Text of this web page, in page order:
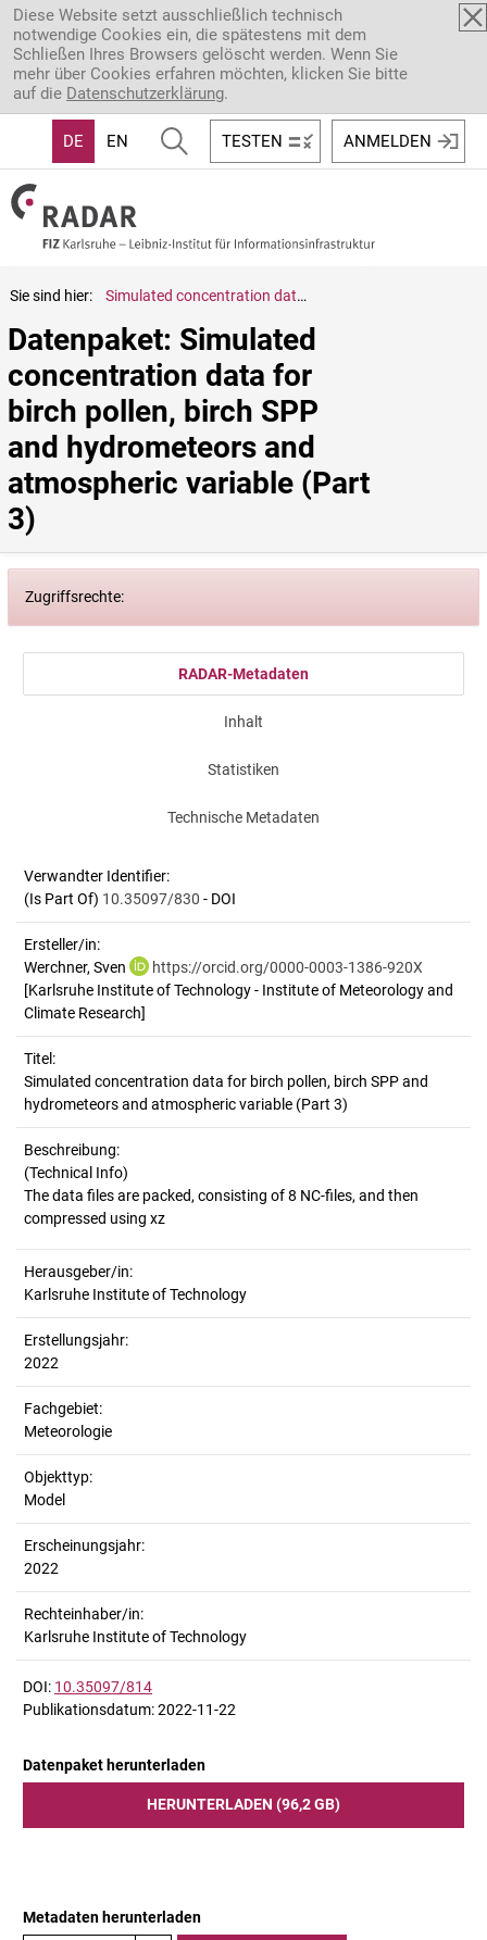
Direkt zum Inhalt
Diese Website setzt ausschließlich technisch
notwendige Cookies ein, die spätestens mit dem
Schließen Ihres Browsers gelöscht werden. Wenn Sie
mehr über Cookies erfahren möchten, klicken Sie bitte
auf die Datenschutzerklärung.
DE EN TESTEN ANMELDEN
Sie sind hier: Simulated concentration data for birch pollen, birch SPP and hydrometeors and atmospheric variable (Part 3)
Datenpaket: Simulated
concentration data for
birch pollen, birch SPP
and hydrometeors and
atmospheric variable (Part
3)
Zugriffsrechte:
RADAR-Metadaten
Inhalt
Statistiken
Technische Metadaten
Verwandter Identifier:
(Is Part Of) 10.35097/830 - DOI
Ersteller/in:
Werchner, Sven
https://orcid.org/0000-0003-1386-920X
[Karlsruhe Institute of Technology - Institute of Meteorology and
Climate Research]
Titel:
Simulated concentration data for birch pollen, birch SPP and
hydrometeors and atmospheric variable (Part 3)
Beschreibung:
(Technical Info)
The data files are packed, consisting of 8 NC-files, and then
Herausgeber/in:
Karlsruhe Institute of Technology
Erstellungsjahr:
2022
Fachgebiet:
Meteorologie
Objekttyp:
Model
Erscheinungsjahr:
2022
Rechteinhaber/in:
Karlsruhe Institute of Technology
DOI: 10.35097/814
Publikationsdatum: 2022-11-22
Datenpaket herunterladen
HERUNTERLADEN (96,2 GB)
Metadaten herunterladen